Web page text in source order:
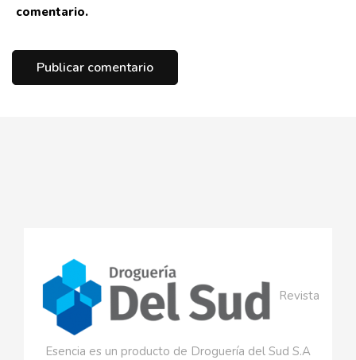
comentario.
Revista
Esencia es un producto de Droguería del Sud S.A